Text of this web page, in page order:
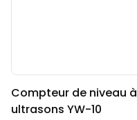
Compteur de niveau à
ultrasons YW-10